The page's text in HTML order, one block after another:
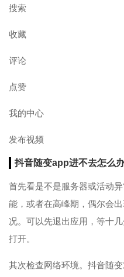
搜索
收藏
评论
点赞
我的中心
发布视频
抖音随变app进不去怎么
首先看是不是服务器或活动
能，或者在高峰期，偶尔会
况。可以先退出应用，等十
打开。
其次检查网络环境。抖音随